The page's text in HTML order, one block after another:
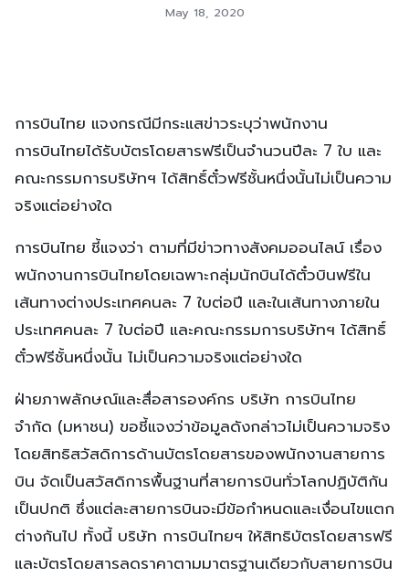
May 18, 2020
การบินไทย แจงกรณีมีกระแสข่าวระบุว่าพนักงาน
การบินไทยได้รับบัตรโดยสารฟรีเป็นจำนวนปีละ 7 ใบ และ
คณะกรรมการบริษัทฯ ได้สิทธิ์ตั๋วฟรีชั้นหนึ่งนั้นไม่เป็นความ
จริงแต่อย่างใด
การบินไทย ชี้แจงว่า ตามที่มีข่าวทางสังคมออนไลน์ เรื่อง
พนักงานการบินไทยโดยเฉพาะกลุ่มนักบินได้ตั๋วบินฟรีใน
เส้นทางต่างประเทศคนละ 7 ใบต่อปี และในเส้นทางภายใน
ประเทศคนละ 7 ใบต่อปี และคณะกรรมการบริษัทฯ ได้สิทธิ์
ตั๋วฟรีชั้นหนึ่งนั้น ไม่เป็นความจริงแต่อย่างใด
ฝ่ายภาพลักษณ์และสื่อสารองค์กร บริษัท การบินไทย
จำกัด (มหาชน) ขอชี้แจงว่าข้อมูลดังกล่าวไม่เป็นความจริง
โดยสิทธิสวัสดิการด้านบัตรโดยสารของพนักงานสายการ
บิน จัดเป็นสวัสดิการพื้นฐานที่สายการบินทั่วโลกปฏิบัติกัน
เป็นปกติ ซึ่งแต่ละสายการบินจะมีข้อกำหนดและเงื่อนไขแตก
ต่างกันไป ทั้งนี้ บริษัท การบินไทยฯ ให้สิทธิบัตรโดยสารฟรี
และบัตรโดยสารลดราคาตามมาตรฐานเดียวกับสายการบิน